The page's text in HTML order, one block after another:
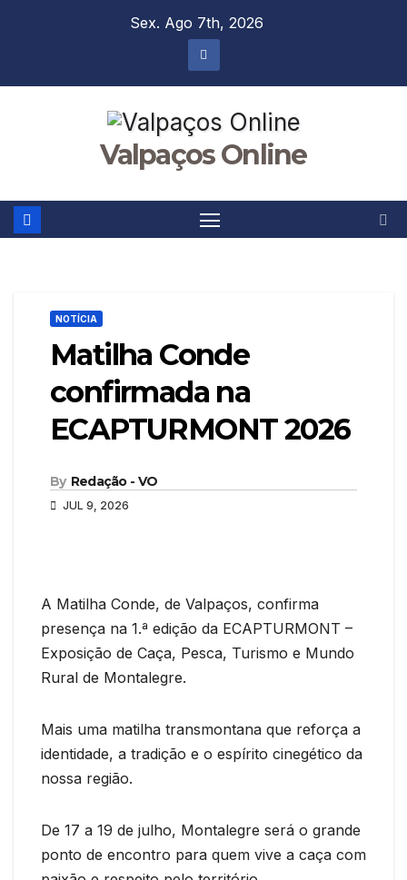
Sex. Ago 7th, 2026
Valpaços Online
NOTÍCIA
Matilha Conde
confirmada na
ECAPTURMONT 2026
By Redação - VO
JUL 9, 2026
A Matilha Conde, de Valpaços, confirma
presença na 1.ª edição da ECAPTURMONT –
Exposição de Caça, Pesca, Turismo e Mundo
Rural de Montalegre.
Mais uma matilha transmontana que reforça a
identidade, a tradição e o espírito cinegético da
nossa região.
De 17 a 19 de julho, Montalegre será o grande
ponto de encontro para quem vive a caça com